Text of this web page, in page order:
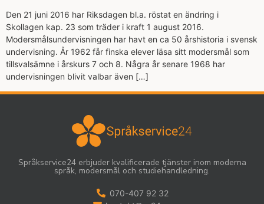
Den 21 juni 2016 har Riksdagen bl.a. röstat en ändring i
Skollagen kap. 23 som träder i kraft 1 august 2016.
Modersmålsundervisningen har havt en ca 50 årshistoria i svensk
undervisning. År 1962 får finska elever läsa sitt modersmål som
tillsvalsämne i årskurs 7 och 8. Några år senare 1968 har
undervisningen blivit valbar även […]
Språkservice24 erbjuder kvalificerade tjänster inom moderna
språk, modersmål och studiehandledning.
070-407 92 32